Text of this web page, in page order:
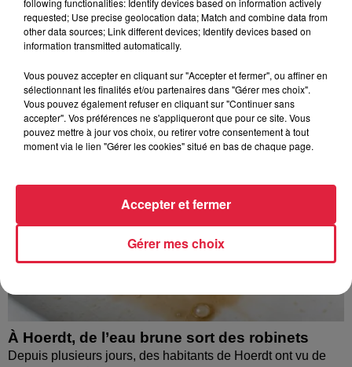
À découvrir également
À Hoerdt, de l’eau brune sort des robinets
Depuis plusieurs jours, des habitants de Hoerdt ont vu de
following functionalities: Identify devices based on information actively
requested; Use precise geolocation data; Match and combine data from
other data sources; Link different devices; Identify devices based on
information transmitted automatically.
Vous pouvez accepter en cliquant sur "Accepter et fermer", ou affiner en
sélectionnant les finalités et/ou partenaires dans "Gérer mes choix".
Vous pouvez également refuser en cliquant sur "Continuer sans
accepter". Vos préférences ne s'appliqueront que pour ce site. Vous
pouvez mettre à jour vos choix, ou retirer votre consentement à tout
moment via le lien "Gérer les cookies" situé en bas de chaque page.
Gérer mes choix
Accepter et fermer